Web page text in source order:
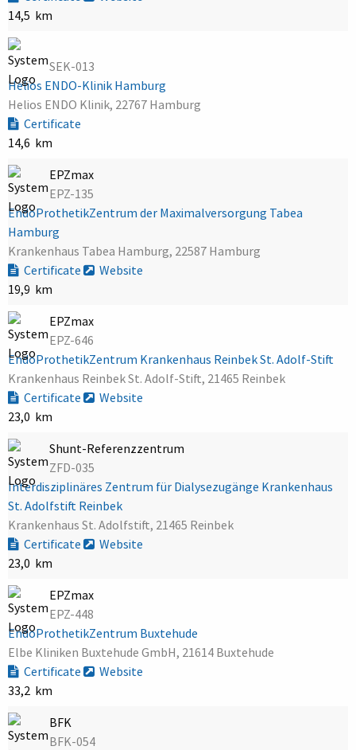
14,5 km
SEK-013
Helios ENDO-Klinik Hamburg
Helios ENDO Klinik, 22767 Hamburg
Certificate
14,6 km
EPZmax
EPZ-135
EndoProthetikZentrum der Maximalversorgung Tabea
Hamburg
Krankenhaus Tabea Hamburg, 22587 Hamburg
Certificate
Website
19,9 km
EPZmax
EPZ-646
EndoProthetikZentrum Krankenhaus Reinbek St. Adolf-Stift
Krankenhaus Reinbek St. Adolf-Stift, 21465 Reinbek
Certificate
Website
23,0 km
Shunt-Referenzzentrum
ZFD-035
Interdisziplinäres Zentrum für Dialysezugänge Krankenhaus
St. Adolfstift Reinbek
Krankenhaus St. Adolfstift, 21465 Reinbek
Certificate
Website
23,0 km
EPZmax
EPZ-448
EndoProthetikZentrum Buxtehude
Elbe Kliniken Buxtehude GmbH, 21614 Buxtehude
Certificate
Website
33,2 km
BFK
BFK-054